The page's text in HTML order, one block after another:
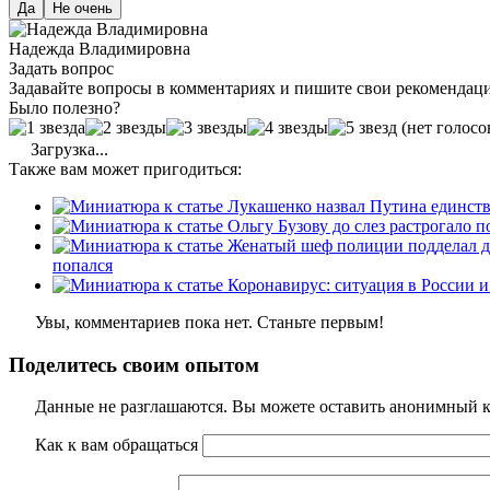
Да Не очень
Надежда Владимировна
Задать вопрос
Задавайте вопросы в комментариях и пишите свои
Было полезно?
(нет
Загрузка...
Также вам может пригодиться:
попался
Увы, комментариев пока нет. Станьте первым!
Поделитесь своим опытом
Данные не разглашаются. Вы можете оставить анонимный
Как к вам обращаться